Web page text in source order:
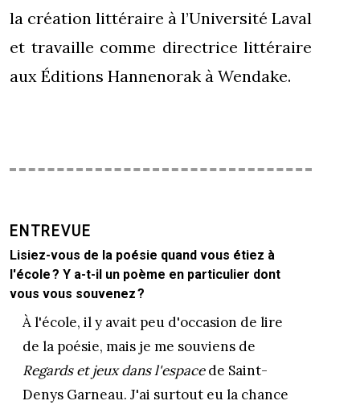
la création littéraire à l’Université Laval
et travaille comme directrice littéraire
aux Éditions Hannenorak à Wendake.
ENTREVUE
Lisiez-vous de la poésie quand vous étiez à
l'école ? Y a-t-il un poème en particulier dont
vous vous souvenez ?
À l'école, il y avait peu d'occasion de lire
de la poésie, mais je me souviens de
Regards et jeux dans l'espacede Saint-
Denys Garneau. J'ai surtout eu la chance